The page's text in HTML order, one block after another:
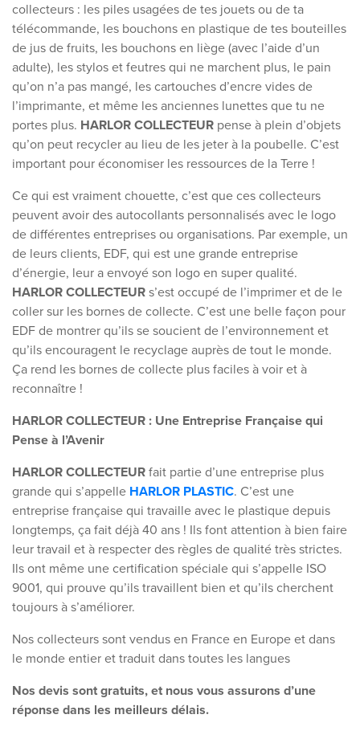
collecteurs : les piles usagées de tes jouets ou de ta
télécommande, les bouchons en plastique de tes bouteilles
de jus de fruits, les bouchons en liège (avec l’aide d’un
adulte), les stylos et feutres qui ne marchent plus, le pain
qu’on n’a pas mangé, les cartouches d’encre vides de
l’imprimante, et même les anciennes lunettes que tu ne
portes plus. HARLOR COLLECTEUR pense à plein d’objets
qu’on peut recycler au lieu de les jeter à la poubelle. C’est
important pour économiser les ressources de la Terre !
Ce qui est vraiment chouette, c’est que ces collecteurs
peuvent avoir des autocollants personnalisés avec le logo
de différentes entreprises ou organisations. Par exemple, un
de leurs clients, EDF, qui est une grande entreprise
d’énergie, leur a envoyé son logo en super qualité.
HARLOR COLLECTEUR s’est occupé de l’imprimer et de le
coller sur les bornes de collecte. C’est une belle façon pour
EDF de montrer qu’ils se soucient de l’environnement et
qu’ils encouragent le recyclage auprès de tout le monde.
Ça rend les bornes de collecte plus faciles à voir et à
reconnaître !
HARLOR COLLECTEUR : Une Entreprise Française qui
Pense à l’Avenir
HARLOR COLLECTEUR fait partie d’une entreprise plus
grande qui s’appelle HARLOR PLASTIC. C’est une
entreprise française qui travaille avec le plastique depuis
longtemps, ça fait déjà 40 ans ! Ils font attention à bien faire
leur travail et à respecter des règles de qualité très strictes.
Ils ont même une certification spéciale qui s’appelle ISO
9001, qui prouve qu’ils travaillent bien et qu’ils cherchent
toujours à s’améliorer.
Nos collecteurs sont vendus en France en Europe et dans
le monde entier et traduit dans toutes les langues
Nos devis sont gratuits, et nous vous assurons d’une
réponse dans les meilleurs délais.